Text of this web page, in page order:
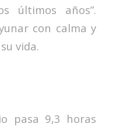
últimos años”.
con calma y
vida.
pasa 9,3 horas